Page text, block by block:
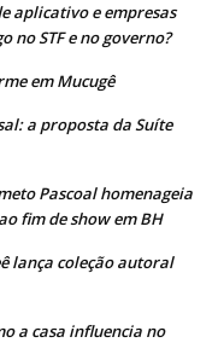
aplicativo e empresas
no STF e no governo?
em Mucugê
a proposta da Suíte
Pascoal homenageia
fim de show em BH
lança coleção autoral
a casa influencia no